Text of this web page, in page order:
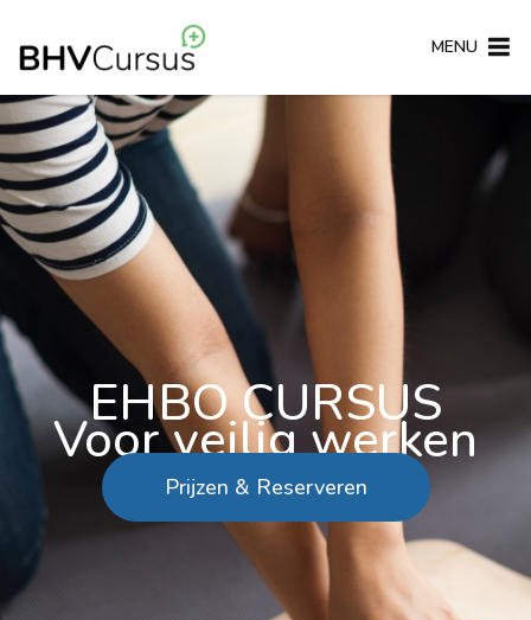
MENU
EHBO CURSUS
Voor veilig werken
Prijzen & Reserveren